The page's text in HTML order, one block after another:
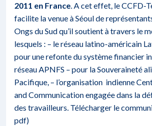
2011 en France. A cet effet, le CCFD-
facilite la venue à Séoul de
Ongs du Sud qu’il soutient à travers le
lesquels : – le réseau latino-américain
pour une refonte du système financier
réseau APNFS – pour la Souveraineté
Pacifique, – l’organisation indienne
and Communication engagée dans la
des travailleurs. Télécharger le
pdf)